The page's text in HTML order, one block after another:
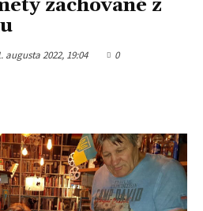
zachované z
augusta 2022, 19:04 0